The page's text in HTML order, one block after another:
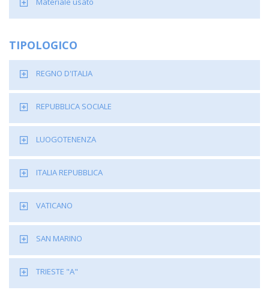
TIPOLOGICO
REGNO D'ITALIA
REPUBBLICA SOCIALE
LUOGOTENENZA
ITALIA REPUBBLICA
VATICANO
SAN MARINO
TRIESTE "A"